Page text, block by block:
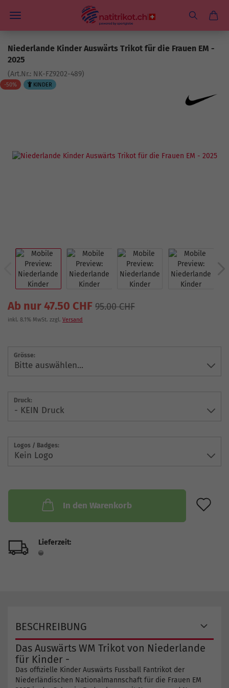
Niederlande Kinder Auswärts Trikot für die Frauen EM -
2025
(Art.Nr.: NK-FZ9202-489)
-50% KINDER
Ab nur 47.50 CHF 95.00 CHF
inkl. 8.1% MwSt. zzgl. Versand
Grösse:
Druck:
Logos / Badges:
In den Warenkorb
Lieferzeit:
BESCHREIBUNG
Das Auswärts WM Trikot von Niederlande
für Kinder -
Das offizielle Kinder Auswärts Fussball Fantrikot der
Niederländischen Nationalmannschaft für die Frauen EM